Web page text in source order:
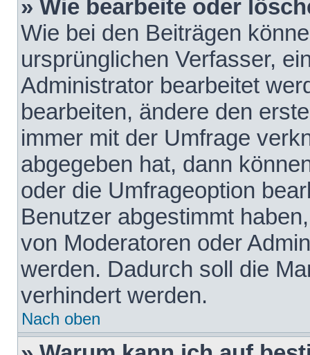
» Wie bearbeite oder
Wie bei den Beiträgen
ursprünglichen Verfasser,
Administrator bearbeitet
bearbeiten, ändere den
immer mit der Umfrage
abgegeben hat, dann
oder die Umfrageoption
Benutzer abgestimmt
von Moderatoren oder
werden. Dadurch soll die
verhindert werden.
Nach oben